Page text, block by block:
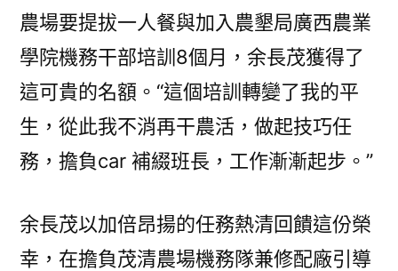
農場要提拔一人餐與加入農墾局廣西農業
學院機務干部培訓8個月，余長茂獲得了
這可貴的名額。“這個培訓轉變了我的平
生，從此我不消再干農活，做起技巧任
務，擔負car 補綴班長，工作漸漸起步。”
余長茂以加倍昂揚的任務熱清回饋這份榮
幸，在擔負茂清農場機務隊兼修配廠引導